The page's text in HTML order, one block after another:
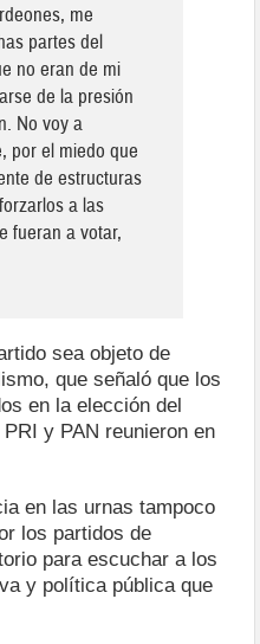
me
partes del
no eran de mi
de la presión
No voy a
por el miedo que
de estructuras
a las
fueran a votar,
sea objeto de
que señaló que los
en la elección del
y PAN reunieron en
en las urnas tampoco
los partidos de
para escuchar a los
y política pública que